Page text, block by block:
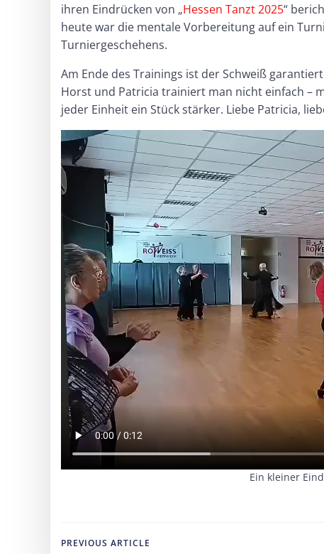
ihren Eindrücken von „Hessen Tanzt 2025“
heute war die mentale Vorbereitung auf ein
Turniergeschehens.
Am Ende des Trainings ist der Schweiß
Horst und Patricia trainiert man nicht einfach –
jeder Einheit ein Stück stärker. Liebe Patricia,
Ein kleiner
PREVIOUS ARTICLE